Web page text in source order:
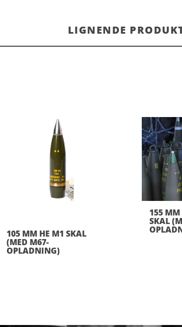
LIGNENDE
105 MM HE M1 SKAL
(MED M67-
OPLADNING)
155 MM
SKAL